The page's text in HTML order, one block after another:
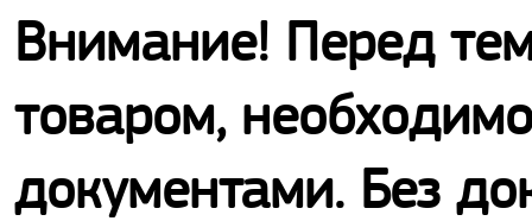
Внимание! Перед
товаром,
документами. Без